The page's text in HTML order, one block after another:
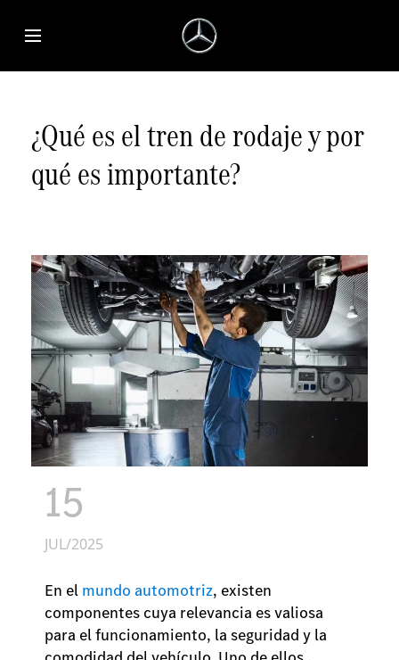
Saltar al contenido principal
Abrir menú de accesibilidad
¿Qué es el tren de rodaje y por
qué es importante?
15
JUL/2025
En el mundo automotriz, existen
componentes cuya relevancia es valiosa
para el funcionamiento, la seguridad y la